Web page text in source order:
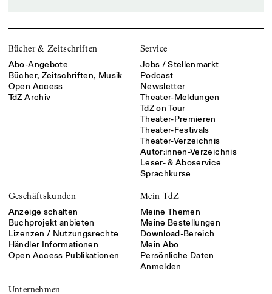
Bücher & Zeitschriften
Abo-Angebote
Bücher, Zeitschriften, Musik
Open Access
TdZ Archiv
Service
Jobs / Stellenmarkt
Podcast
Newsletter
Theater-Meldungen
TdZ on Tour
Theater-Premieren
Theater-Festivals
Theater-Verzeichnis
Autor:innen-Verzeichnis
Leser- & Aboservice
Sprachkurse
Geschäftskunden
Anzeige schalten
Buchprojekt anbieten
Lizenzen / Nutzungsrechte
Händler Informationen
Open Access Publikationen
Mein TdZ
Meine Themen
Meine Bestellungen
Download-Bereich
Mein Abo
Persönliche Daten
Anmelden
Unternehmen